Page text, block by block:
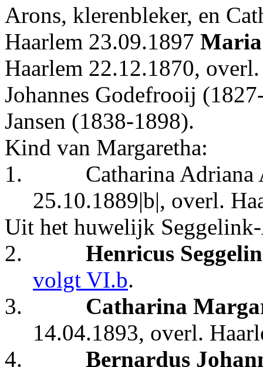
Arons, klerenbleker, en
Haarlem 23.09.1897
Haarlem 22.12.1870,
Johannes Godefrooij
Jansen (1838-1898).
Kind van Margaretha:
1.
Catharina Adriana
25.10.1889|b|, overl.
Uit het huwelijk
2.
Henricus
volgt VI.b.
3.
Catharina
14.04.1893, overl.
4.
Bernardus